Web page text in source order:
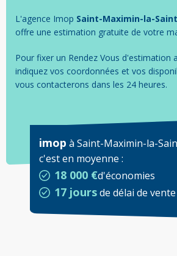
L'agence Imop Saint-Maximin-la-
offre une estimation gratuite de votre
Pour fixer un Rendez Vous d'estimation
indiquez vos coordonnées et vos
vous contacterons dans les 24 heures.
imop à Saint-Maximin-la-
c'est en moyenne :
18 000 €d'économies
17 joursde délai de vente